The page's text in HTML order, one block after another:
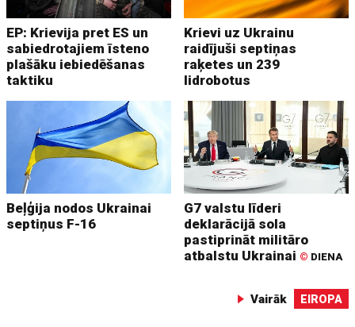
EP: Krievija pret ES un
sabiedrotajiem īsteno
plašāku iebiedēšanas
taktiku
Krievi uz Ukrainu
raidījuši septiņas
raķetes un 239
lidrobotus
Beļģija nodos Ukrainai
septiņus F-16
G7 valstu līderi
deklarācijā sola
pastiprināt militāro
atbalstu Ukrainai © DIENA
Vairāk EIROPA